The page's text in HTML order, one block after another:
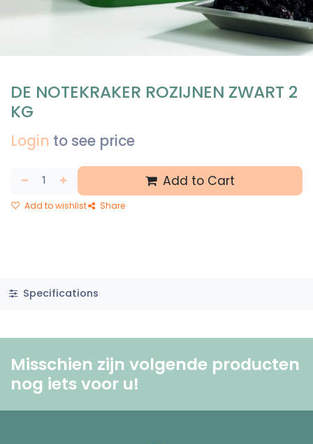
DE NOTEKRAKER ROZIJNEN ZWART 2
KG
Login to see price
Add to Cart
Add to wishlist Share
Specifications
Misschien zijn volgende producten
nog iets voor u! ​